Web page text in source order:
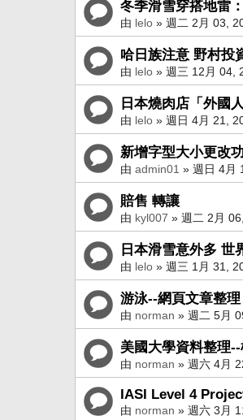
冬季滑雪穿搭地雷
由 lelo » 週二 2月 03,
哈日族注意 野村投
由 lelo » 週三 12月 04,
日本燒肉店「外國
由 lelo » 週日 4月 21,
新增字型大小更改
由 admin01 » 週日 4月
賠售 轉讓
由 kyl007 » 週二 2月
日本滑雪意外多 世
由 lelo » 週三 1月 31,
游泳--網頁文章整理
由 norman » 週二 5月
美國大學資料整理
由 norman » 週六 4月
IASI Level 4
由 norman » 週六 3月